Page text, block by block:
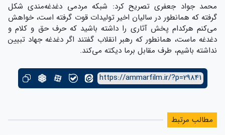
محمد جواد جعفری تصریح کرد: شبکه مردمی دغدغه‌مندی شکل
گرفته که همانطور در سالیان‌ اخیر تولیدات قوت گرفته است، خواهش
می‌کنم هرکدام پخش آثاری را داشته باشید که حرف حق و کلام و
دغدغه ماست، همانطور که رهبر انقلاب گفتند اگر دغدغه جهاد تبیین
نداشته باشیم، طرف مقابل برما دیکته می‌کند.
https://ammarfilm.ir/?p=29841
مطالب مرتبط